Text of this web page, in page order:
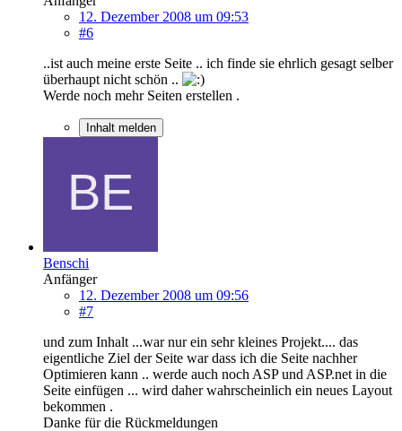
12. Dezember 2008 um 09:53
#6
..ist auch meine erste Seite .. ich finde sie ehrlich gesagt selber
überhaupt nicht schön ..
Werde noch mehr Seiten erstellen .
Inhalt melden
Benschi
Anfänger
12. Dezember 2008 um 09:56
#7
und zum Inhalt ...war nur ein sehr kleines Projekt.... das
eigentliche Ziel der Seite war dass ich die Seite nachher
Optimieren kann .. werde auch noch ASP und ASP.net in die
Seite einfügen ... wird daher wahrscheinlich ein neues Layout
bekommen .
Danke für die Rückmeldungen